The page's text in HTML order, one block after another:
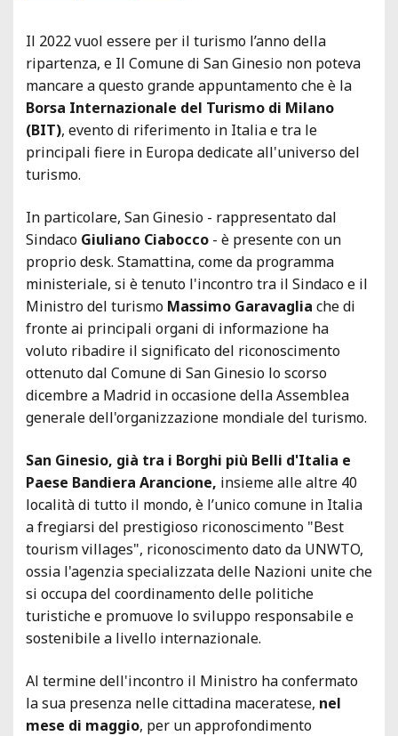
Il 2022 vuol essere per il turismo l’anno della
ripartenza, e Il Comune di San Ginesio non poteva
mancare a questo grande appuntamento che è la
Borsa Internazionale del Turismo di Milano
(BIT), evento di riferimento in Italia e tra le
principali fiere in Europa dedicate all'universo del
turismo.
In particolare, San Ginesio - rappresentato dal
Sindaco Giuliano Ciabocco - è presente con un
proprio desk. Stamattina, come da programma
ministeriale, si è tenuto l'incontro tra il Sindaco e il
Ministro del turismo Massimo Garavaglia che di
fronte ai principali organi di informazione ha
voluto ribadire il significato del riconoscimento
ottenuto dal Comune di San Ginesio lo scorso
dicembre a Madrid in occasione della Assemblea
generale dell'organizzazione mondiale del turismo.
San Ginesio, già tra i Borghi più Belli d'Italia e
Paese Bandiera Arancione, insieme alle altre 40
località di tutto il mondo, è l’unico comune in Italia
a fregiarsi del prestigioso riconoscimento "Best
tourism villages", riconoscimento dato da UNWTO,
ossia l'agenzia specializzata delle Nazioni unite che
si occupa del coordinamento delle politiche
turistiche e promuove lo sviluppo responsabile e
sostenibile a livello internazionale.
Al termine dell'incontro il Ministro ha confermato
la sua presenza nelle cittadina maceratese, nel
mese di maggio, per un approfondimento